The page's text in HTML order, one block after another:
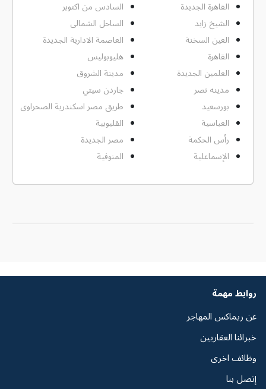
القاهرة الجديدة
السادس من اكتوبر
الشيخ زايد
الساحل الشمالى
العين السخنة
العاصمة الادارية الجديدة
القاهرة
هليوبوليس
العلمين الجديدة
مدينة الشروق
مدينه نصر
جاردن سيتي
بورسعيد
طريق مصر اسكندرية الصحراوى
العباسية
القليوبية
رأس الحكمة
مصر الجديدة
الإسماعلية
المنوفية
روابط مهمة
عن ريماكس المهاجر
خبرائنا العقاريين
وظائف اخرى
إتصل بنا